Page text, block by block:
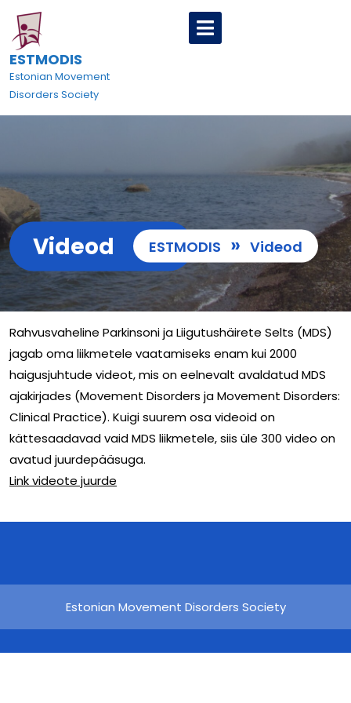
content
ESTMODIS
Estonian Movement
Disorders Society
Videod ESTMODIS » Videod
Rahvusvaheline Parkinsoni ja Liigutushäirete Selts (MDS)
jagab oma liikmetele vaatamiseks enam kui 2000
haigusjuhtude videot, mis on eelnevalt avaldatud MDS
ajakirjades (Movement Disorders ja Movement Disorders:
Clinical Practice). Kuigi suurem osa videoid on
kättesaadavad vaid MDS liikmetele, siis üle 300 video on
avatud juurdepääsuga.
Link videote juurde
Estonian Movement Disorders Society